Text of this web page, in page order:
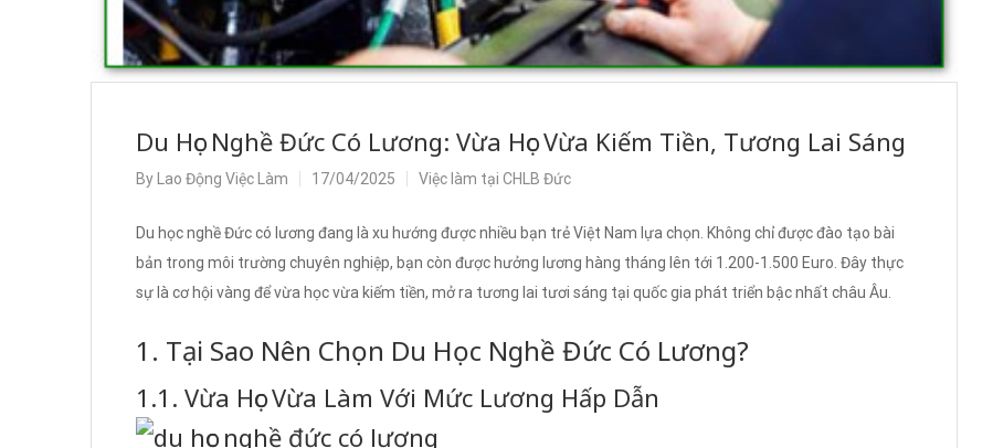
Du Học Nghề Đức Có Lương: Vừa Học Vừa Kiếm Tiền, Tương Lai Sáng
ByLao Động Việc Làm 17/04/2025 Việc làm tại CHLB Đức
Du học nghề Đức có lương đang là xu hướng được nhiều bạn trẻ Việt Nam lựa chọn. Không chỉ được đào tạo bài
bản trong môi trường chuyên nghiệp, bạn còn được hưởng lương hàng tháng lên tới 1.200-1.500 Euro. Đây thực
sự là cơ hội vàng để vừa học vừa kiếm tiền, mở ra tương lai tươi sáng tại quốc gia phát triển bậc nhất châu Âu.
1. Tại Sao Nên Chọn Du Học Nghề Đức Có Lương?
1.1. Vừa Học Vừa Làm Với Mức Lương Hấp Dẫn